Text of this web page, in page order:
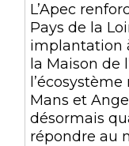
L’Apec
Pays de la
implantation
la Maison de
Mans et
désormais
répondre au